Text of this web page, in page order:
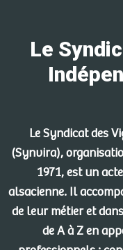
Le
Le Syndicat des
(Synvira),
1971, est un
alsacienne. Il
de leur métier et
de A à Z en